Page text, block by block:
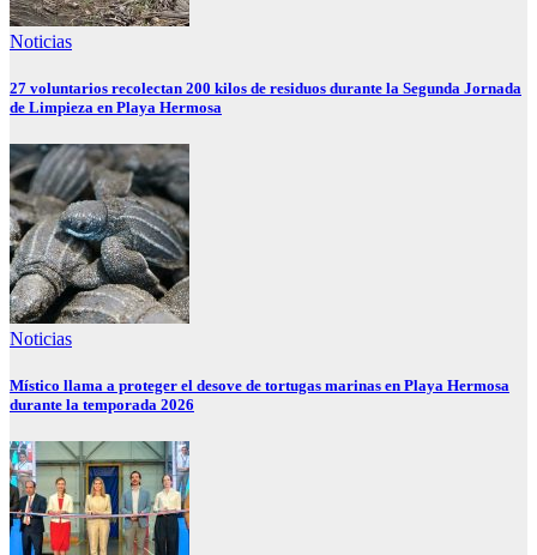
Noticias
27 voluntarios recolectan 200 kilos de residuos durante la Segunda Jornada
de Limpieza en Playa Hermosa
Noticias
Místico llama a proteger el desove de tortugas marinas en Playa Hermosa
durante la temporada 2026